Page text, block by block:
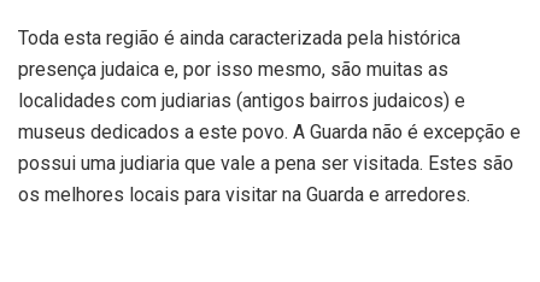
Toda esta região é ainda caracterizada pela histórica
presença judaica e, por isso mesmo, são muitas as
localidades com judiarias (antigos bairros judaicos) e
museus dedicados a este povo. A Guarda não é excepção e
possui uma judiaria que vale a pena ser visitada. Estes são
os melhores locais para visitar na Guarda e arredores.